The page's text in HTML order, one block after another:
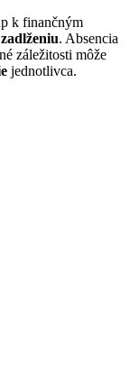
k finančným
. Absencia
záležitosti môže
jednotlivca.